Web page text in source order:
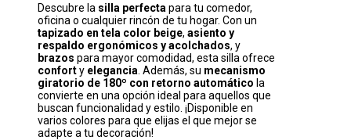
Descubre la silla perfecta para tu comedor,
oficina o cualquier rincón de tu hogar. Con un
tapizado en tela color beige, asiento y
respaldo ergonómicos y acolchados, y
brazos para mayor comodidad, esta silla ofrece
conforty elegancia . Además, su mecanismo
giratorio de 180º con retorno automático la
convierte en una opción ideal para aquellos que
buscan funcionalidad y estilo. ¡Disponible en
varios colores para que elijas el que mejor se
adapte a tu decoración!